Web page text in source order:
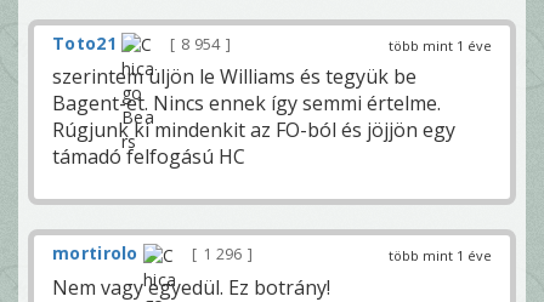
több mint 1 éve
Toto21 8 954
szerintem üljön le Williams és tegyük be
Bagent-et. Nincs ennek így semmi értelme.
Rúgjunk ki mindenkit az FO-ból és jöjjön egy
támadó felfogású HC
több mint 1 éve
mortirolo 1 296
Nem vagy egyedül. Ez botrány!